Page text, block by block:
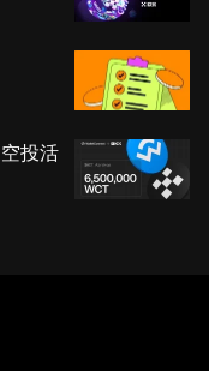
投活